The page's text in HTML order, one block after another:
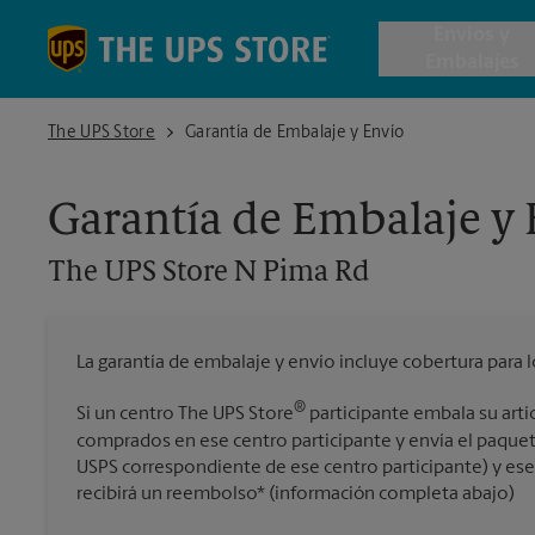
Cajas de
Todos
The UPS Store
The UPS Store N Pima RdGarantía de Embalaje y Envío
Garantía de Embalaje y
The UPS Store N Pima Rd
La garantía de embalaje y envío incluye cobertura para
Si un centro The UPS Store® participante embala su
comprados en ese centro participante y envía el
USPS correspondiente de ese centro participante) y
recibirá un reembolso* (información completa abajo)